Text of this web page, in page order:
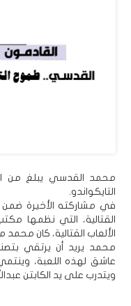
التايكواندو.
في مشاركته الأخيرة ضمن
القتالية، التي نظمها
الألعاب القتالية، كان
محمد يريد أن يرتقي
عاشق لهذه اللعبة،
ويتدرب على يد الكابتن